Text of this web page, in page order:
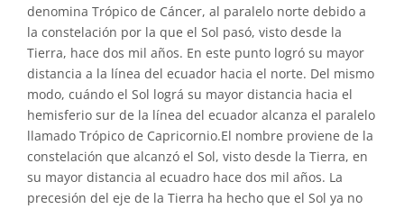
denomina Trópico de Cáncer, al paralelo norte debido a
la constelación por la que el Sol pasó, visto desde la
Tierra, hace dos mil años. En este punto logró su mayor
distancia a la línea del ecuador hacia el norte. Del mismo
modo, cuándo el Sol lográ su mayor distancia hacia el
hemisferio sur de la línea del ecuador alcanza el paralelo
llamado Trópico de Capricornio.El nombre proviene de la
constelación que alcanzó el Sol, visto desde la Tierra, en
su mayor distancia al ecuadro hace dos mil años. La
precesión del eje de la Tierra ha hecho que el Sol ya no